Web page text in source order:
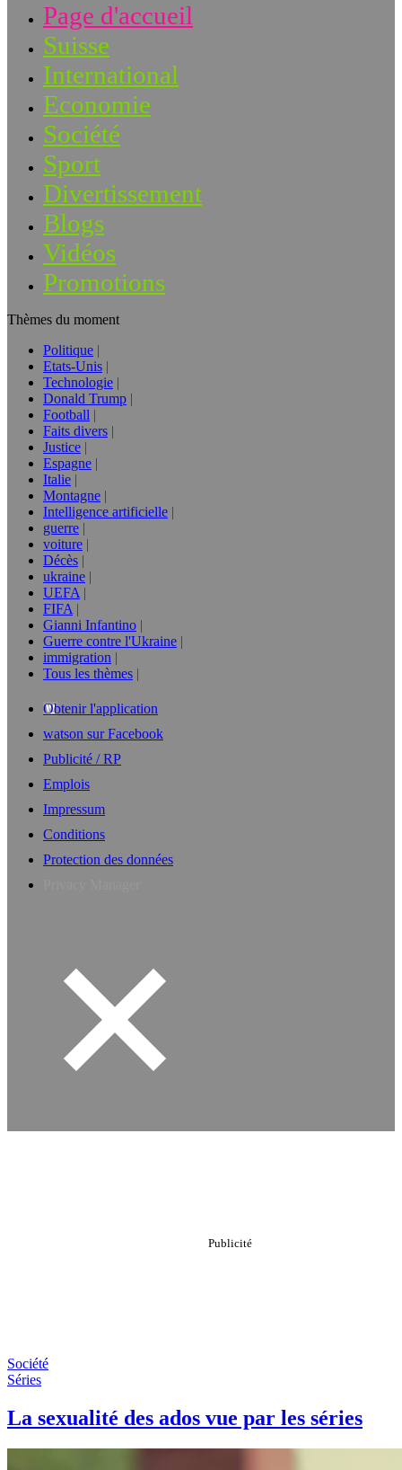
Page d'accueil
Suisse
International
Economie
Société
Sport
Divertissement
Blogs
Vidéos
Promotions
Thèmes du moment
Politique
Etats-Unis
Technologie
Donald Trump
Football
Faits divers
Justice
Espagne
Italie
Montagne
Intelligence artificielle
guerre
voiture
Décès
ukraine
UEFA
FIFA
Gianni Infantino
Guerre contre l'Ukraine
immigration
Tous les thèmes
Obtenir l'application
watson sur Facebook
Publicité / RP
Emplois
Impressum
Conditions
Protection des données
Société
Séries
La sexualité des ados vue par les séries